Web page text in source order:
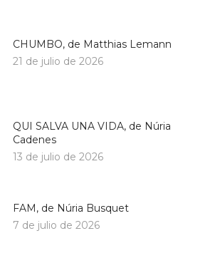
CHUMBO, de Matthias Lemann
21 de julio de 2026
QUI SALVA UNA VIDA, de Núria
Cadenes
13 de julio de 2026
FAM, de Núria Busquet
7 de julio de 2026